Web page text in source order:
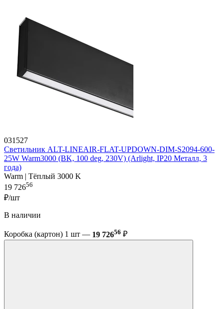
031527
Светильник ALT-LINEAIR-FLAT-UPDOWN-DIM-S2094-600-
25W Warm3000 (BK, 100 deg, 230V) (Arlight, IP20 Металл, 3
года)
Warm | Тёплый 3000 K
19 72656
₽/шт
В наличии
Коробка (картон) 1 шт — 19 72656 ₽